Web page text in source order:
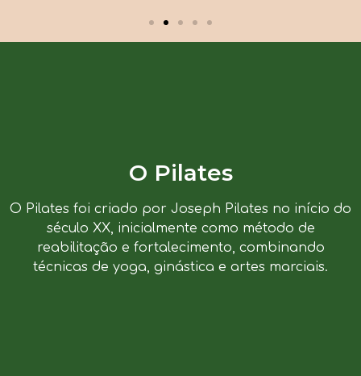
O Pilates
O Pilates foi criado por Joseph Pilates no início do
século XX, inicialmente como método de
reabilitação e fortalecimento, combinando
técnicas de yoga, ginástica e artes marciais.